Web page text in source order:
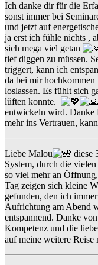
Ich danke dir für die
sonst immer bei
und jetzt auf
ja erst ich fühle nichts ,
sich mega viel getan
tief diggen zu müssen.
triggert, kann ich
da bei mir
loslassen. Es fühlt sich
lüften konnte.
entwickeln wird. Danke
mehr ins Vertrauen,
Liebe Malou
diese
System, durch die
so viel mehr an
Tag zeigen sich kleine
gefunden, den ich
Aufrichtung am Abend
entspannend. Danke
Kompetenz und die
auf meine weitere Reise